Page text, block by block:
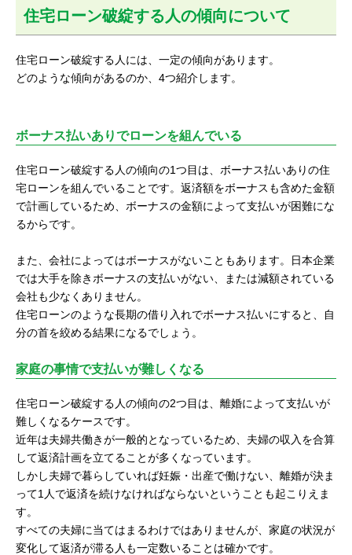
住宅ローン破綻する人の傾向について
住宅ローン破綻する人には、一定の傾向があります。
どのような傾向があるのか、4つ紹介します。
ボーナス払いありでローンを組んでいる
住宅ローン破綻する人の傾向の1つ目は、ボーナス払いありの住
宅ローンを組んでいることです。返済額をボーナスも含めた金額
で計画しているため、ボーナスの金額によって支払いが困難にな
るからです。
また、会社によってはボーナスがないこともあります。日本企業
では大手を除きボーナスの支払いがない、または減額されている
会社も少なくありません。
住宅ローンのような長期の借り入れでボーナス払いにすると、自
分の首を絞める結果になるでしょう。
家庭の事情で支払いが難しくなる
住宅ローン破綻する人の傾向の2つ目は、離婚によって支払いが
難しくなるケースです。
近年は夫婦共働きが一般的となっているため、夫婦の収入を合算
して返済計画を立てることが多くなっています。
しかし夫婦で暮らしていれば妊娠・出産で働けない、離婚が決ま
って1人で返済を続けなければならないということも起こりえま
す。
すべての夫婦に当てはまるわけではありませんが、家庭の状況が
変化して返済が滞る人も一定数いることは確かです。